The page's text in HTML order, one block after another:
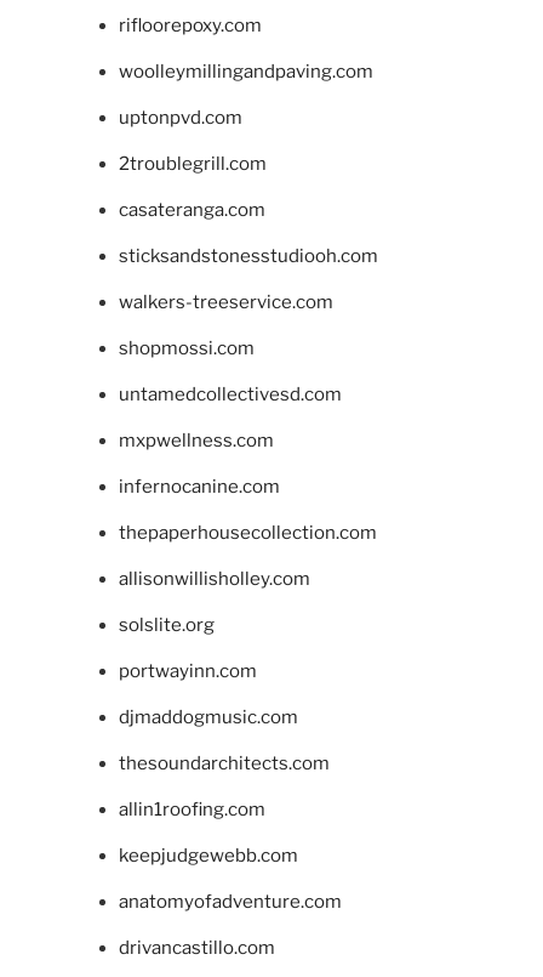
rifloorepoxy.com
woolleymillingandpaving.com
uptonpvd.com
2troublegrill.com
casateranga.com
sticksandstonesstudiooh.com
walkers-treeservice.com
shopmossi.com
untamedcollectivesd.com
mxpwellness.com
infernocanine.com
thepaperhousecollection.com
allisonwillisholley.com
solslite.org
portwayinn.com
djmaddogmusic.com
thesoundarchitects.com
allin1roofing.com
keepjudgewebb.com
anatomyofadventure.com
drivancastillo.com